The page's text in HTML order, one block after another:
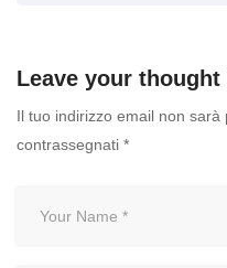
Leave your thought
Il tuo indirizzo email non sarà
contrassegnati *